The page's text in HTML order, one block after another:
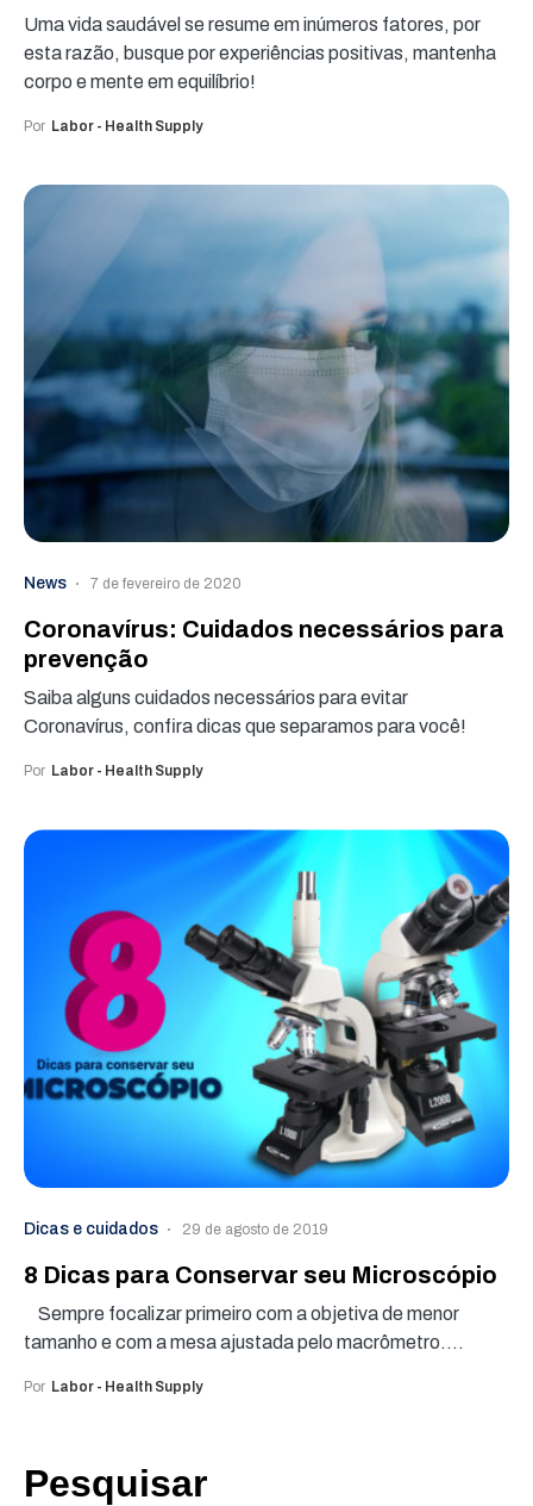
Uma vida saudável se resume em inúmeros fatores, por
esta razão, busque por experiências positivas, mantenha
corpo e mente em equilíbrio!
Por Labor - Health Supply
News 7 de fevereiro de 2020
Coronavírus: Cuidados necessários para
prevenção
Saiba alguns cuidados necessários para evitar
Coronavírus, confira dicas que separamos para você!
Por Labor - Health Supply
Dicas e cuidados 29 de agosto de 2019
8 Dicas para Conservar seu Microscópio
Sempre focalizar primeiro com a objetiva de menor
tamanho e com a mesa ajustada pelo macrômetro.…
Por Labor - Health Supply
Pesquisar